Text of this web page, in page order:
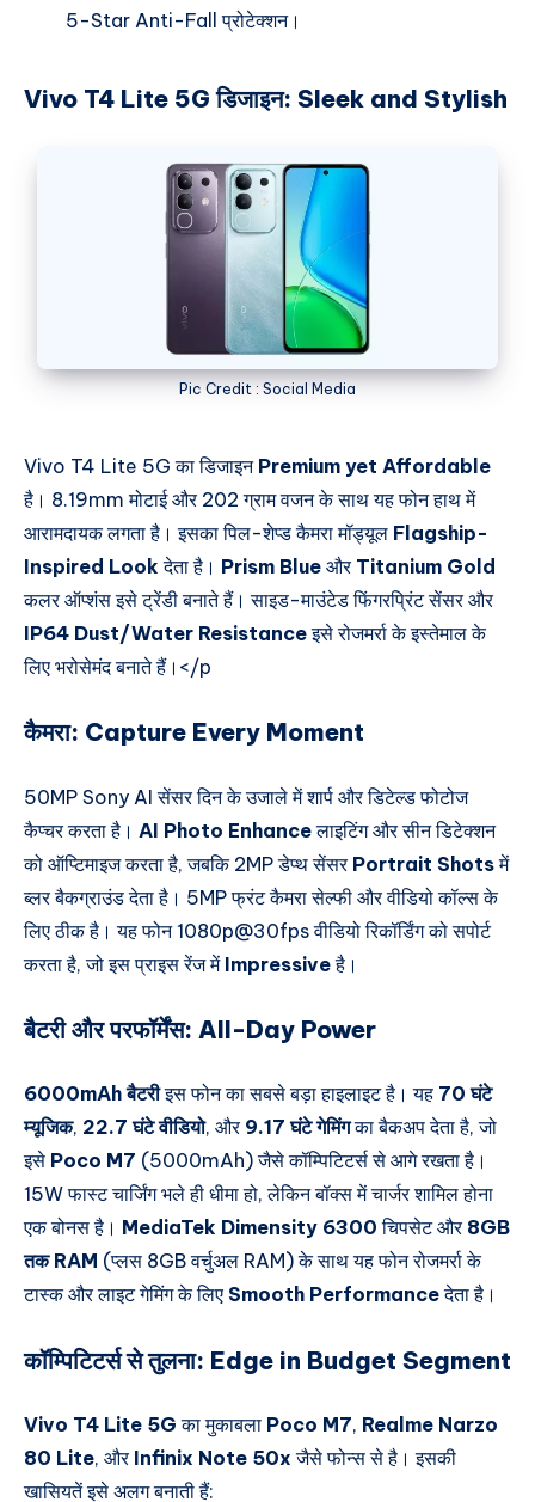
5-Star Anti-Fall प्रोटेक्शन।
Vivo T4 Lite 5G डिजाइन: Sleek and Stylish
Pic Credit : Social Media
Vivo T4 Lite 5G का डिजाइन Premium yet Affordable
है। 8.19mm मोटाई और 202 ग्राम वजन के साथ यह फोन हाथ में
आरामदायक लगता है। इसका पिल-शेप्ड कैमरा मॉड्यूल Flagship-
Inspired Look देता है। Prism Blue और Titanium Gold
कलर ऑप्शंस इसे ट्रेंडी बनाते हैं। साइड-माउंटेड फिंगरप्रिंट सेंसर और
IP64 Dust/Water Resistanceइसे रोजमर्रा के इस्तेमाल के
लिए भरोसेमंद बनाते हैं।</p
कैमरा: Capture Every Moment
50MP Sony AI सेंसर दिन के उजाले में शार्प और डिटेल्ड फोटोज
कैप्चर करता है। AI Photo Enhanceलाइटिंग और सीन डिटेक्शन
को ऑप्टिमाइज करता है, जबकि 2MP डेप्थ सेंसर Portrait Shotsमें
ब्लर बैकग्राउंड देता है। 5MP फ्रंट कैमरा सेल्फी और वीडियो कॉल्स के
लिए ठीक है। यह फोन 1080p@30fps वीडियो रिकॉर्डिंग को सपोर्ट
करता है, जो इस प्राइस रेंज में Impressiveहै।
बैटरी और परफॉर्मेंस: All-Day Power
6000mAh बैटरीइस फोन का सबसे बड़ा हाइलाइट है। यह 70 घंटे
म्यूजिक, 22.7 घंटे वीडियो, और 9.17 घंटे गेमिंगका बैकअप देता है, जो
इसे Poco M7 (5000mAh) जैसे कॉम्पिटिटर्स से आगे रखता है।
15W फास्ट चार्जिंग भले ही धीमा हो, लेकिन बॉक्स में चार्जर शामिल होना
एक बोनस है। MediaTek Dimensity 6300 चिपसेट और 8GB
तक RAM (प्लस 8GB वर्चुअल RAM) के साथ यह फोन रोजमर्रा के
टास्क और लाइट गेमिंग के लिए Smooth Performanceदेता है।
कॉम्पिटिटर्स से तुलना: Edge in Budget Segment
Vivo T4 Lite 5G का मुकाबला Poco M7, Realme Narzo
80 Lite, और Infinix Note 50x जैसे फोन्स से है। इसकी
खासियतें इसे अलग बनाती हैं: